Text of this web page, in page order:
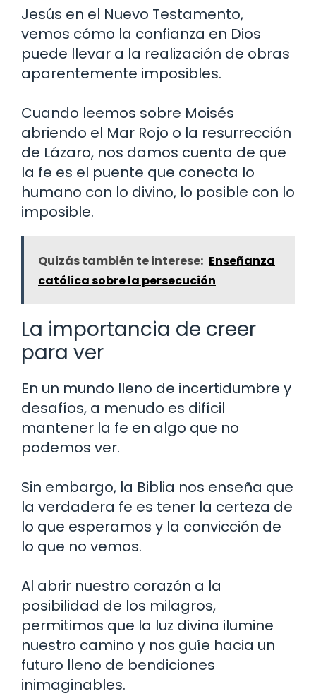
Jesús en el Nuevo Testamento,
vemos cómo la confianza en Dios
puede llevar a la realización de obras
aparentemente imposibles.
Cuando leemos sobre Moisés
abriendo el Mar Rojo o la resurrección
de Lázaro, nos damos cuenta de que
la fe es el puente que conecta lo
humano con lo divino, lo posible con lo
imposible.
Quizás también te interese: Enseñanza
católica sobre la persecución
La importancia de creer
para ver
En un mundo lleno de incertidumbre y
desafíos, a menudo es difícil
mantener la fe en algo que no
podemos ver.
Sin embargo, la Biblia nos enseña que
la verdadera fe es tener la certeza de
lo que esperamos y la convicción de
lo que no vemos.
Al abrir nuestro corazón a la
posibilidad de los milagros,
permitimos que la luz divina ilumine
nuestro camino y nos guíe hacia un
futuro lleno de bendiciones
inimaginables.